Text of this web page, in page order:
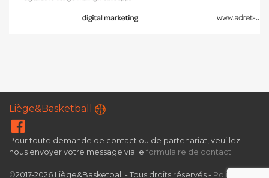
Liège&Basketball
Pour toute demande de contact ou de partenariat, veuillez
nous envoyer votre message via le formulaire de contact
©2017-2026 Liège&Basketball - Tous droits réservés - Politique